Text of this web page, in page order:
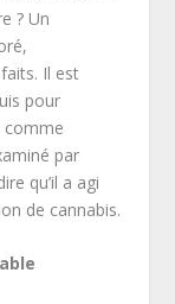
? Un
Il est
pour
comme
par
qu’il a agi
de cannabis.